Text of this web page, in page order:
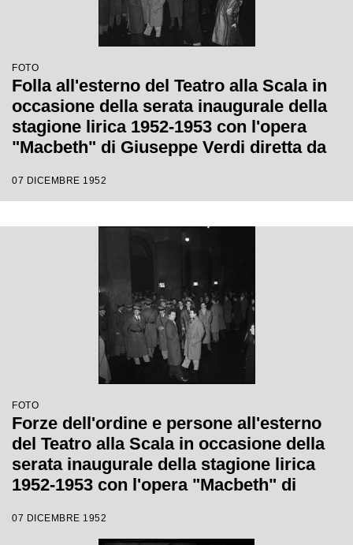
FOTO
Folla all'esterno del Teatro alla Scala in
occasione della serata inaugurale della
stagione lirica 1952-1953 con l'opera
"Macbeth" di Giuseppe Verdi diretta da
Ebert
07 DICEMBRE 1952
FOTO
Forze dell'ordine e persone all'esterno
del Teatro alla Scala in occasione della
serata inaugurale della stagione lirica
1952-1953 con l'opera "Macbeth" di
Sabata, con la regia di Carl Ebert
07 DICEMBRE 1952